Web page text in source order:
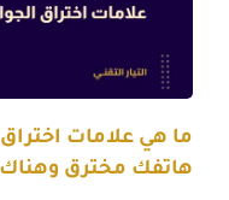
ما هي علامات
هاتفك مخترق